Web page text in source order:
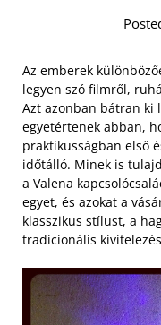
Az emberek
legyen szó filmről,
Azt azonban bátran ki
egyetértenek abban,
praktikusságban első
időtálló. Minek is
a Valena
egyet, és azokat a
klasszikus stílust, a
tradicionális